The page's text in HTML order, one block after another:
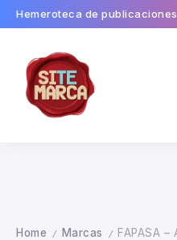
Hemeroteca de publicaciones
Home / Marcas / FAPASA – ADIUM